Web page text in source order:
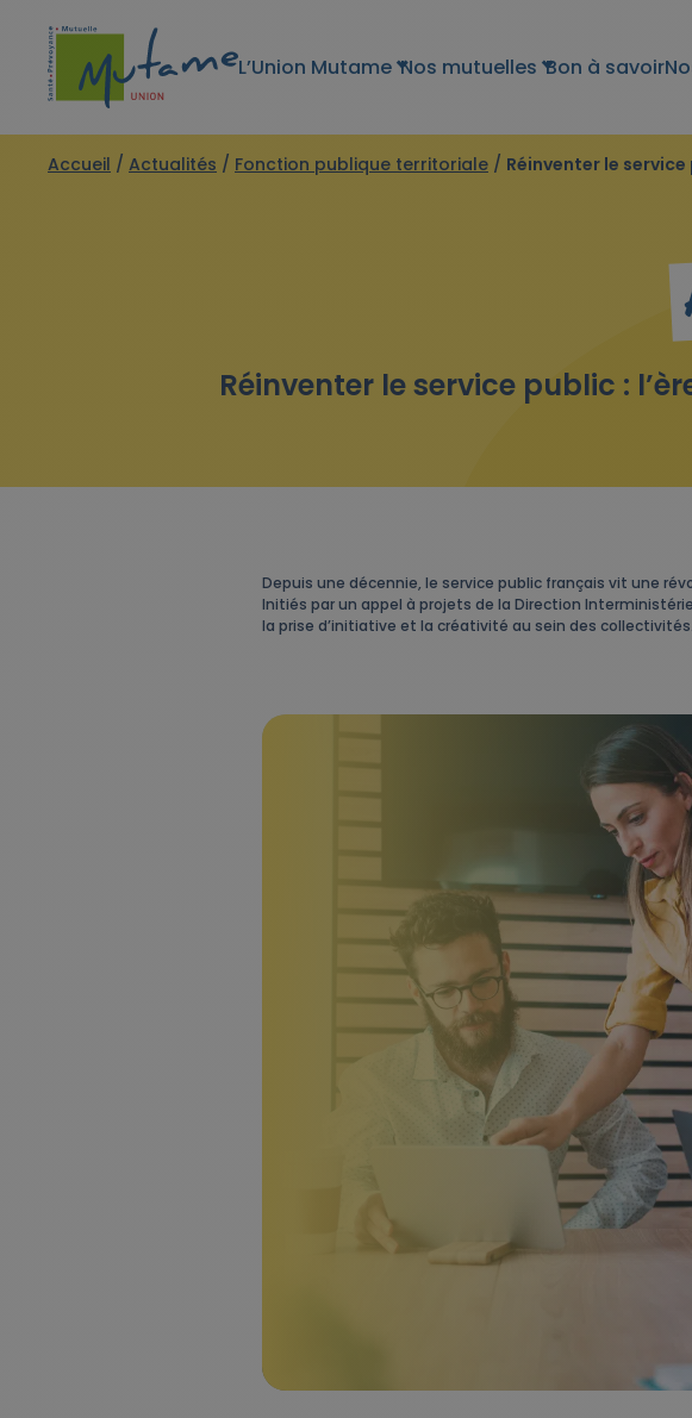
L’Union Mutame Nos mutuelles Bon à savoir
Accueil / Actualités / Fonction publique territoriale / Réinventer le
Réinventer le service public :
Depuis une décennie, le service public français vit une
Initiés par un appel à projets de la Direction
la prise d’initiative et la créativité au sein des